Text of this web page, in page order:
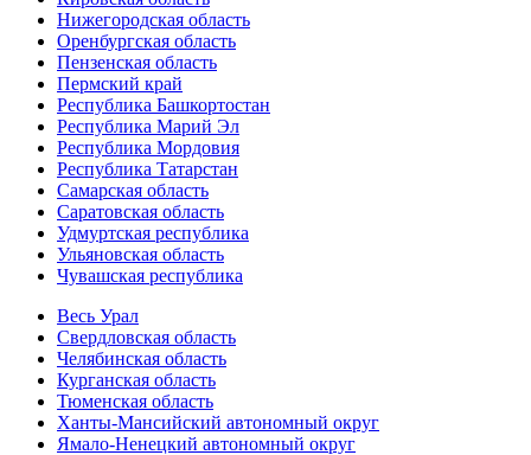
Нижегородская область
Оренбургская область
Пензенская область
Пермский край
Республика Башкортостан
Республика Марий Эл
Республика Мордовия
Республика Татарстан
Самарская область
Саратовская область
Удмуртская республика
Ульяновская область
Чувашская республика
Весь Урал
Свердловская область
Челябинская область
Курганская область
Тюменская область
Ханты-Мансийский автономный округ
Ямало-Ненецкий автономный округ